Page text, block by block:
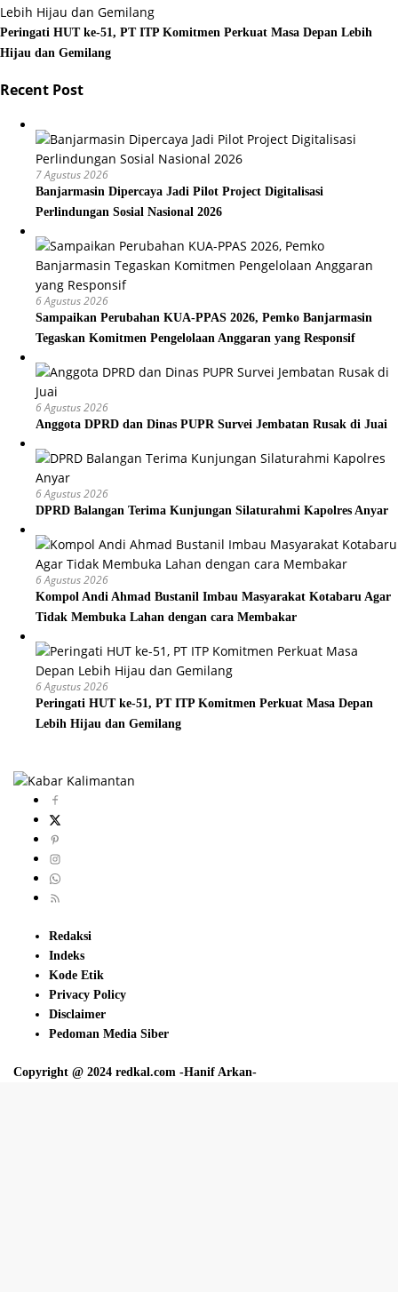
Peringati HUT ke-51, PT ITP Komitmen Perkuat Masa Depan Lebih
Hijau dan Gemilang
Recent Post
7 Agustus 2026
Banjarmasin Dipercaya Jadi Pilot Project Digitalisasi
Perlindungan Sosial Nasional 2026
6 Agustus 2026
Sampaikan Perubahan KUA-PPAS 2026, Pemko Banjarmasin
Tegaskan Komitmen Pengelolaan Anggaran yang Responsif
6 Agustus 2026
Anggota DPRD dan Dinas PUPR Survei Jembatan Rusak di Juai
6 Agustus 2026
DPRD Balangan Terima Kunjungan Silaturahmi Kapolres Anyar
6 Agustus 2026
Kompol Andi Ahmad Bustanil Imbau Masyarakat Kotabaru Agar
Tidak Membuka Lahan dengan cara Membakar
6 Agustus 2026
Peringati HUT ke-51, PT ITP Komitmen Perkuat Masa Depan
Lebih Hijau dan Gemilang
Redaksi
Indeks
Kode Etik
Privacy Policy
Disclaimer
Pedoman Media Siber
Copyright @ 2024 redkal.com -Hanif Arkan-